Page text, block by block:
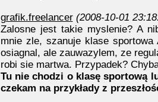
grafik.freelancer (2008-10-01
Zalosne jest takie myslenie? A
mnie zle, szanuje klase
osiagnal, ale zauwazylem, ze
robi sie martwa. Przypadek?
Tu nie chodzi o klasę sportową
czekam na przykłady z